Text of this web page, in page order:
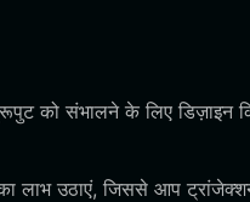
को संभालने के लिए डिज़ाइन
लाभ उठाएं, जिससे आप